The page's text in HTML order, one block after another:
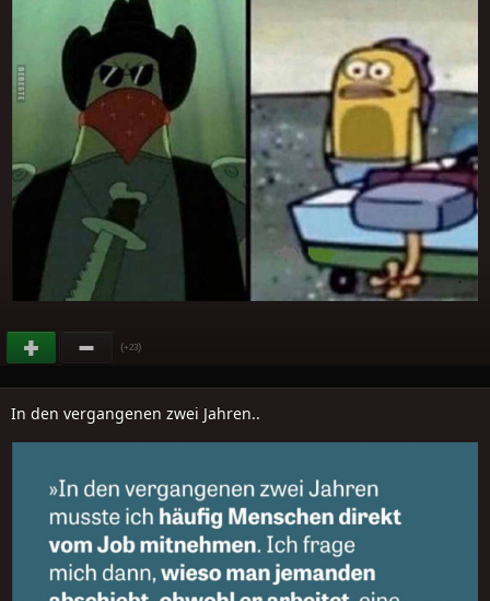
(+23)
In den vergangenen zwei Jahren..